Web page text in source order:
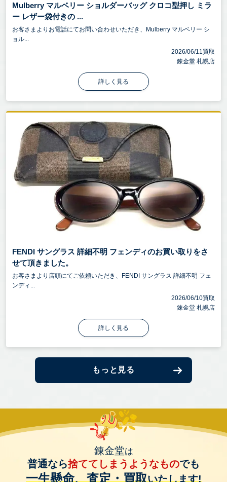
Mulberry マルベリー ショルダーバッグ クロコ型押し ミラ
ー レザー袋付きの ...
お客さまよりお電話にてお問い合わせいただき、Mulberry マルベリー シ
ョル...
2026/06/11買取
錬金堂 札幌店
詳しく見る
FENDI サングラス 詳細不明 フェンディのお買い取りをさ
せて頂きました。
お客さまより店頭にてご依頼いただき、FENDI サングラス 詳細不明 フェ
ンディ...
2026/06/10買取
錬金堂 札幌店
詳しく見る
もっと見る
錬金堂は
普通なら捨ててしまうようなものでも
一生懸命、査定・買取いたします!